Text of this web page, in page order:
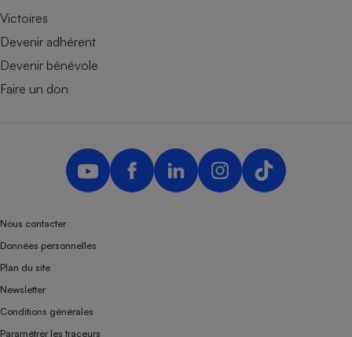
Victoires
Devenir adhérent
Devenir bénévole
Faire un don
Nous contacter
Données personnelles
Plan du site
Newsletter
Conditions générales
Paramétrer les traceurs